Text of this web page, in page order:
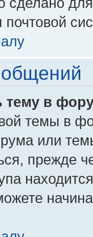
почтовой
тему в
темы в
или
прежде